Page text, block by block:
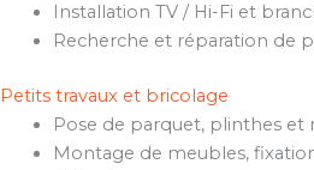
Installation TV / Hi-Fi et
Recherche et réparation de
Petits travaux et bricolage
Pose de parquet, plinthes et
Montage de meubles,